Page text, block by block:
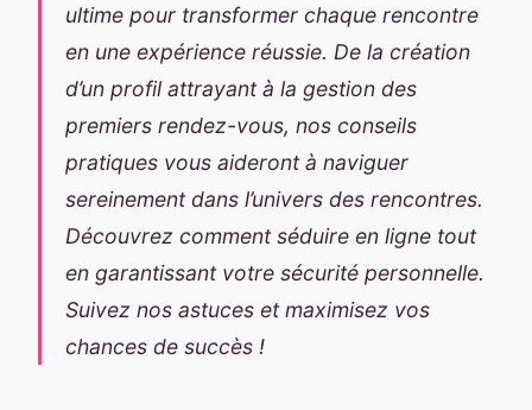
ultime pour transformer chaque rencontre
en une expérience réussie. De la création
d’un profil attrayant à la gestion des
premiers rendez-vous, nos conseils
pratiques vous aideront à naviguer
sereinement dans l’univers des rencontres.
Découvrez comment séduire en ligne tout
en garantissant votre sécurité personnelle.
Suivez nos astuces et maximisez vos
chances de succès !